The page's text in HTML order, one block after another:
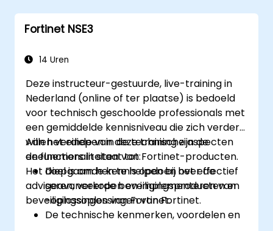
automatiseringsmogelijkheden van
Fortinet-oplossingen begrijpen, zodat een
cyberincidenten mogelijk wordt.
Fortinet NSE3
14 Uren
Deze instructeur-gestuurde, live-training in
Nederland (online of ter plaatse) is bedoeld
voor technisch geschoolde professionals met
een gemiddelde kennisniveau die zich verder
willen verdiepen in de technische aspecten
en functionaliteiten van Fortinet-producten.
Het doel is om hen te helpen bij het effectief
adviseren, verkopen en implementeren van
beveiligingsoplossingen van Fortinet.
Aan het einde van deze training zijn de
deelnemers in staat tot:
Diepgaande kennis opdoen over de
geavanceerde beveiligingsproducten en
-oplossingen van Fortinet.
De technische kenmerken, voordelen en